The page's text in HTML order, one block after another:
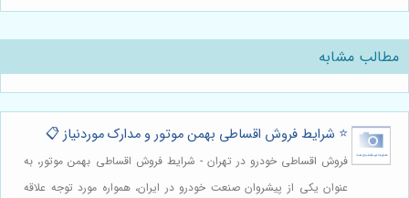
مطالب مشابه
⭐️ شرایط فروش اقساطی بهمن موتور و مدارک موردنیاز 📋
فروش اقساطی خودرو در تهران - شرایط فروش اقساطی بهمن موتور، به
عنوان یکی از پیشروان صنعت خودرو در ایران، همواره مورد توجه علاقه